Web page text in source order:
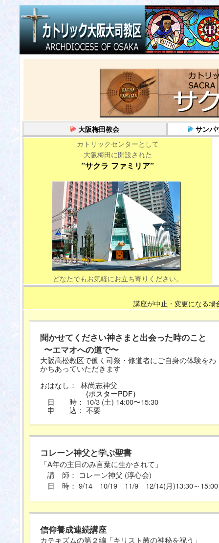
大阪梅田教会
サンパ
カトリックセンターとして
大阪梅田に開設された
”サクラ ファミリア”
どなたでもお気軽にお立ち寄りください。
講座が中止・変更になる
聞かせてください神さまと出会った時のこと
〜エマオへの道で〜
大阪高松教区で働く司祭・修道者にご自身の体験をわ
かちあっていただきます
おはなし： 林尚志神父
(ポスターPDF）
日 時： 10/3 (土) 14:00〜15:30
申 込： 不要
コレーン神父と学ぶ聖書
「A年の主日のみ言葉に生かされて」
講 師： コレーン神父 (淳心会)
日 時： 9/14 10/19 11/9 12/14(月)13:30～15:00
信仰養成連続講座
カテキズムの第２編「キリスト教の神秘を祝う」